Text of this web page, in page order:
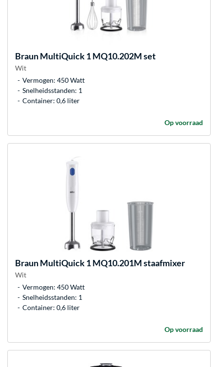
BraunMultiQuick 1 MQ10.202M set
Wit
Vermogen: 450 Watt
Snelheidsstanden: 1
Container: 0,6 liter
Op voorraad
BraunMultiQuick 1 MQ10.201M staafmixer
Wit
Vermogen: 450 Watt
Snelheidsstanden: 1
Container: 0,6 liter
Op voorraad